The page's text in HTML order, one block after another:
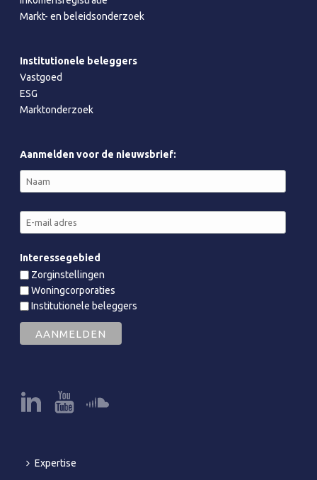
Markt- en beleidsonderzoek
Institutionele beleggers
Vastgoed
ESG
Marktonderzoek
Aanmelden voor de nieuwsbrief:
Interessegebied
Zorginstellingen
Woningcorporaties
Institutionele beleggers
Expertise